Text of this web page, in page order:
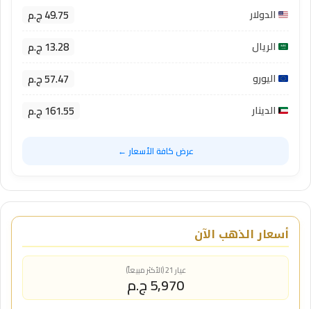
الدولار 49.75 ج.م
الريال 13.28 ج.م
اليورو 57.47 ج.م
الدينار 161.55 ج.م
عرض كافة الأسعار ←
أسعار الذهب الآن
عيار 21 (الأكثر مبيعاً)
5,970 ج.م